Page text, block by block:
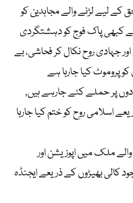
کے لیے لڑنے والے مجاہدین کو
کبھی پاک فوج کو دہشتگردی
جہادی روح نکال کر فحاشی، بے
کو پروموٹ ‏کیا جارہا ہے
پر حملے کئے جارہے ہیں,
اسلامی روح کو ختم کیا جارہا
ملک میں اپوزیشن اور
کالی بھیڑوں کے ذریعے ایجنڈہ